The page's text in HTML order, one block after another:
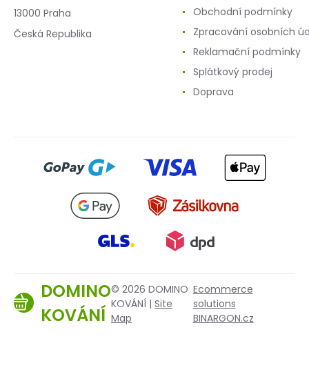
13000 Praha
Česká Republika
Obchodní podmínky
Zpracování osobních
Reklamační podmínky
Splátkový prodej
Doprava
DOMINO
KOVÁNÍ
© 2026 DOMINO
KOVÁNÍ | Site
Map
Ecommerce
solutions
BINARGON.cz